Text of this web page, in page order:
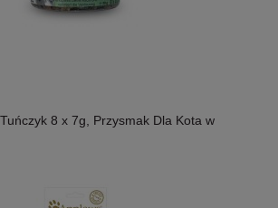
8 x 7g, Przysmak Dla Kota w